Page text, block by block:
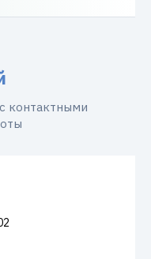
контактными